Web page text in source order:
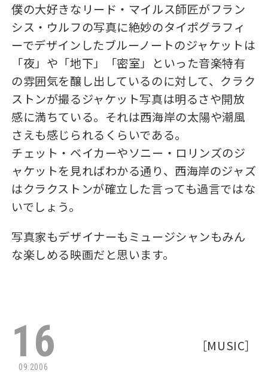
僕の大好きなリード・マイルス師匠がフラン
シス・ウルフの写真に絶妙のタイポグラフィ
ーでデザインしたブルーノートのジャケットは
「夜」や「地下」「密室」といった音楽特有
の雰囲気を醸し出しているのに対して、クラク
ストンが撮るジャケット写真は明るさや開放
感に満ちている。それは西海岸の太陽や潮風
さえも感じられるくらいである。
チェット・ベイカーやソニー・ロリンズのジ
ャケットを見ればわかる通り、西海岸のジャズ
はクラクストンが確立した言っても過言ではな
いでしょう。
写真家もデザイナーもミュージシャンもみん
な楽しめる映画だと思います。
16
09.2006
［MUSIC］